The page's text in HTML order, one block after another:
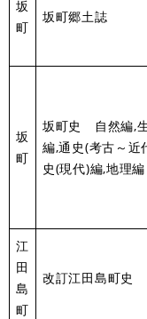
坂
町
坂町郷土誌
坂
町
坂町史 自然編,
編,通史(考古～近
史(現代)編,地理編
江
田
島
町
改訂江田島町史